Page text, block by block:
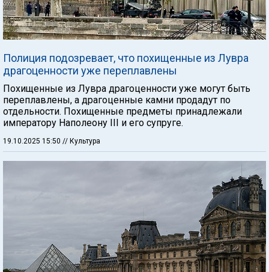
Полиция подозревает, что похищенные из Лувра
драгоценности уже переплавлены
Похищенные из Лувра драгоценности уже могут быть
переплавлены, а драгоценные камни продадут по
отдельности. Похищенные предметы принадлежали
императору Наполеону III и его супруге.
19.10.2025 15:50 // Культура